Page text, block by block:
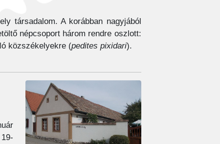
társadalom. A korábban nagyjából
népcsoport három rendre oszlott:
közszékelyekre (pedites pixidari).